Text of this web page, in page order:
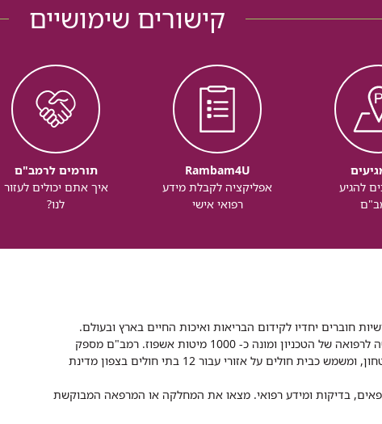
קישורים שימושיים
להגיע
Rambam4U
אפליקציה לקבלת מידע
רפואי אישי
תורמים לרמב"ם
איך אתם יכולים לעזור
לנו?
חוברים יחדיו לקידום הבריאות ואיכות החיים בארץ ובעולם.
רמב"ם הוא בית חולים ממשלתי אקדמי, המסונף לפקולטה לרפואה של הטכניון ומונה כ- 1000 מיטות אשפוז. רמב"ם מספק
שירותי רפואה לכ-2,700,000 תושבים, צה"ל וכוחות הביטחון, ומשמש כבית חולים על אזורי עבור 12 בתי חולים בצפון מדינת
בדיקות ומידע רפואי. מצאו את המחלקה או המרפאה המבוקשת